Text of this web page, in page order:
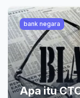
bank negara
Apa itu